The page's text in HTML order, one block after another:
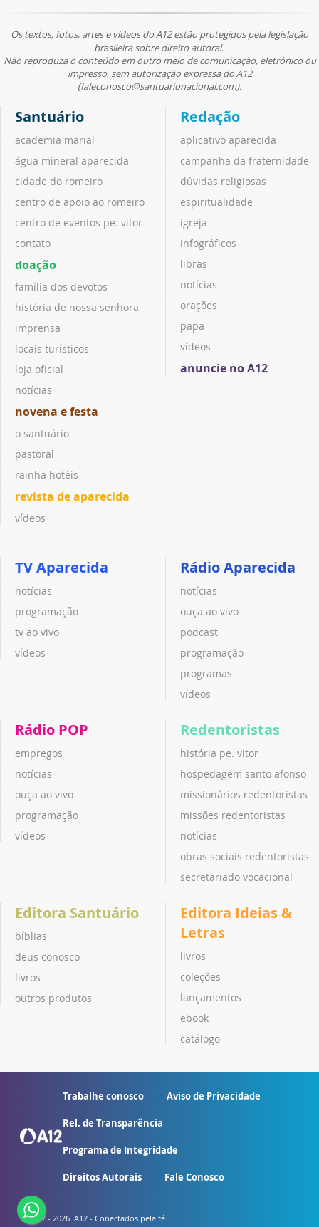
Os textos, fotos, artes e vídeos do A12 estão protegidos pela legislação
brasileira sobre direito autoral.
Não reproduza o conteúdo em outro meio de comunicação, eletrônico ou
impresso, sem autorização expressa do A12
(faleconosco@santuarionacional.com).
Santuário
academia marial
água mineral aparecida
cidade do romeiro
centro de apoio ao romeiro
centro de eventos pe. vitor
contato
doação
família dos devotos
história de nossa senhora
imprensa
locais turísticos
loja oficial
notícias
novena e festa
o santuário
pastoral
rainha hotéis
revista de aparecida
vídeos
Redação
aplicativo aparecida
campanha da fraternidade
dúvidas religiosas
espiritualidade
igreja
infográficos
libras
notícias
orações
papa
vídeos
anuncie no A12
TV Aparecida
notícias
programação
tv ao vivo
vídeos
Rádio Aparecida
notícias
ouça ao vivo
podcast
programação
programas
vídeos
Rádio POP
empregos
notícias
ouça ao vivo
programação
vídeos
Redentoristas
história pe. vitor
hospedagem santo afonso
missionários redentoristas
missões redentoristas
notícias
obras sociais redentoristas
secretariado vocacional
Editora Santuário
bíblias
deus conosco
livros
outros produtos
Editora Ideias &
Letras
livros
coleções
lançamentos
ebook
catálogo
Trabalhe conosco Aviso de Privacidade
Rel. de Transparência
Programa de Integridade
Direitos Autorais Fale Conosco
© 2007 - 2026. A12 - Conectados pela fé.